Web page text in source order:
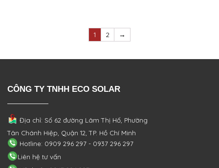
1 2 →
CÔNG TY TNHH ECO SOLAR
Địa chỉ: Số 62 đường Lâm Thị Hố, Phường
Tân Chánh Hiệp, Quận 12, TP. Hồ Chí Minh
Hotline: 0909 296 297 - 0937 296 297
Liên hệ tư vấn